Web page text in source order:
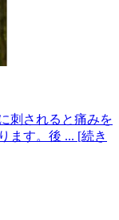
刺されると痛みを
ます。後 ... [続き